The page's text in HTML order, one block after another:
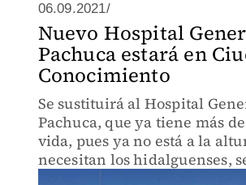
06.09.2021/
Nuevo Hospital
Pachuca estará en
Conocimiento
Se sustituirá al Hospital
Pachuca, que ya tiene más
vida, pues ya no está a la
necesitan los hidalguenses,